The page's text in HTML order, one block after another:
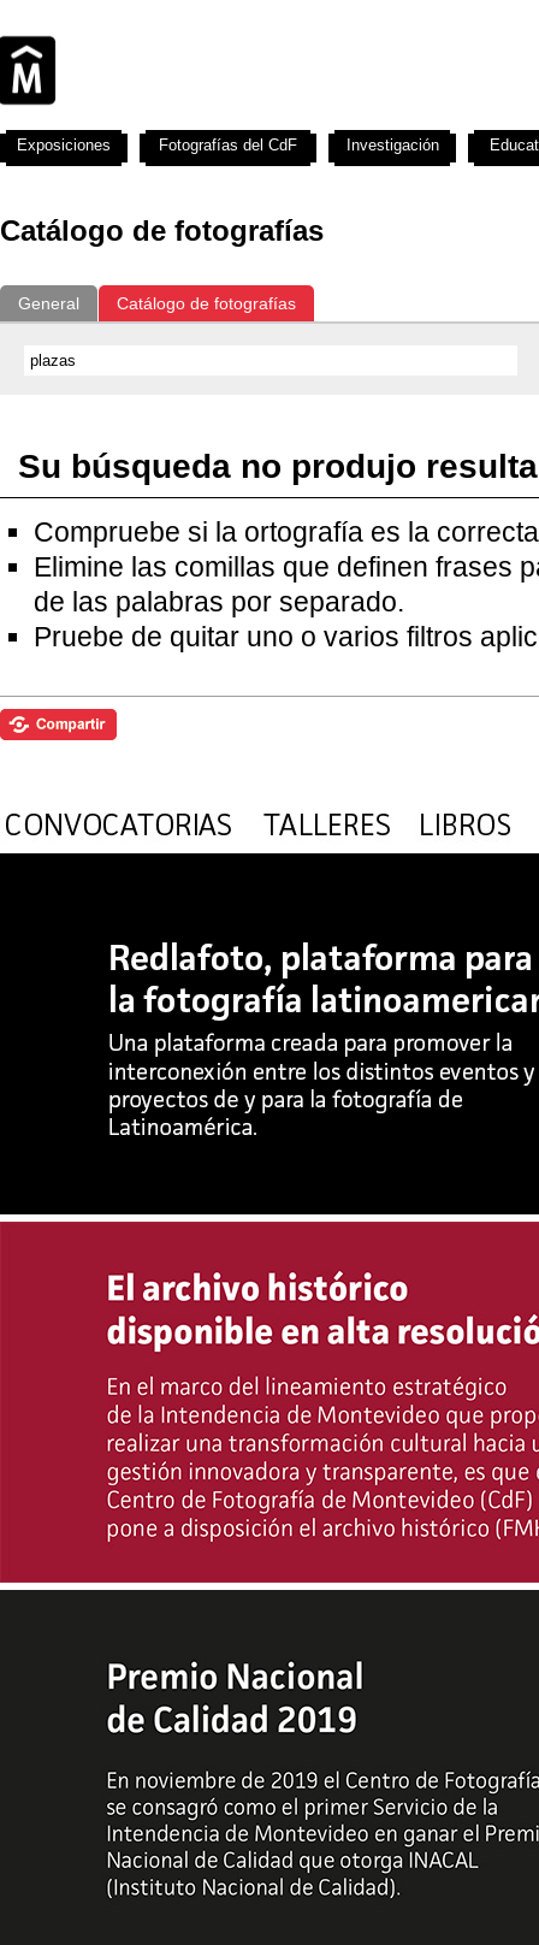
Catálogo de fotografías
General Catálogo de fotografías
Su búsqueda no produjo
Compruebe si la ortografía es la
Elimine las comillas que definen frases
de las palabras por separado.
Pruebe de quitar uno o varios filtros
Exposiciones Fotografías del CdF Investigación